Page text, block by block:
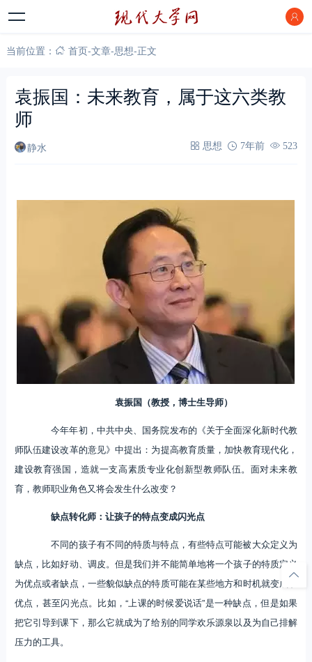
当前位置： 首页-文章-思想-正文
袁振国：未来教育，属于这六类教
师
静水 思想 7年前 523
袁振国（教授，博士生导师）
今年年初，中共中央、国务院发布的《关于全面深化新时代教
师队伍建设改革的意见》中提出：为提高教育质量，加快教育现代化，
建设教育强国，造就一支高素质专业化创新型教师队伍。面对未来教
育，教师职业角色又将会发生什么改变？
缺点转化师：让孩子的特点变成闪光点
不同的孩子有不同的特质与特点，有些特点可能被大众定义为
缺点，比如好动、调皮。但是我们并不能简单地将一个孩子的特质定义
为优点或者缺点，一些貌似缺点的特质可能在某些地方和时机就变成了
优点，甚至闪光点。比如，“上课的时候爱说话”是一种缺点，但是如果
把它引导到课下，那么它就成为了给别的同学欢乐源泉以及为自己排解
压力的工具。